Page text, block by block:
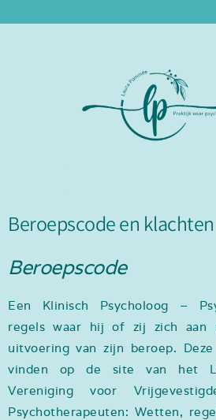
Beroepscode en klachten
Beroepscode
Een Klinisch Psycholoog –
regels waar hij of zij zich aan
uitvoering van zijn beroep.
vinden op de site van het
Vereniging voor
Psychotherapeuten: Wetten,